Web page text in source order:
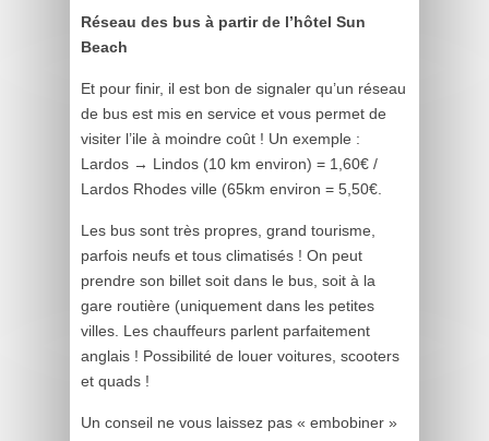
Réseau des bus à partir de l’hôtel Sun
Beach
Et pour finir, il est bon de signaler qu’un réseau
de bus est mis en service et vous permet de
visiter l’ile à moindre coût ! Un exemple :
Lardos → Lindos (10 km environ) = 1,60€ /
Lardos Rhodes ville (65km environ = 5,50€.
Les bus sont très propres, grand tourisme,
parfois neufs et tous climatisés ! On peut
prendre son billet soit dans le bus, soit à la
gare routière (uniquement dans les petites
villes. Les chauffeurs parlent parfaitement
anglais ! Possibilité de louer voitures, scooters
et quads !
Un conseil ne vous laissez pas « embobiner »